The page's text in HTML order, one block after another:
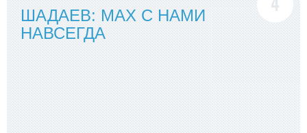
ШАДАЕВ: MAX С НАМИ
НАВСЕГДА